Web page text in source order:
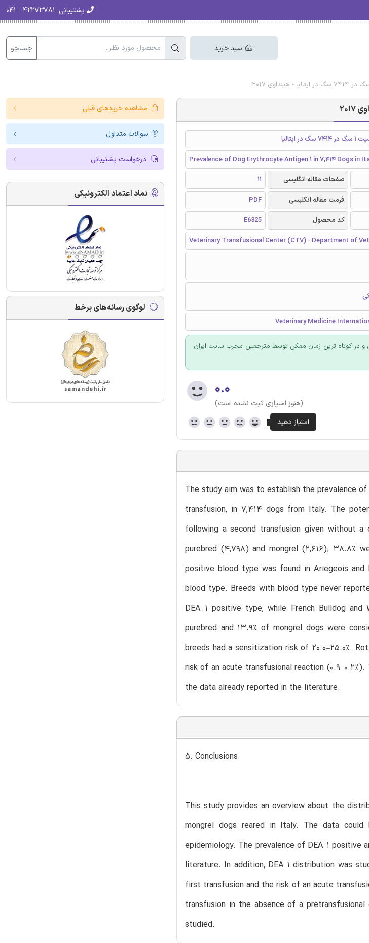
پشتیبانی:
سبد خرید جستجو
Prevalence of Dog Erythrocyte Antigen 1 in 7,414 Dogs in
صفحات مقاله انگلیسی
11
فرمت مقاله انگلیسی
PDF
کد محصول
E6325
Veterinary Transfusional Center (CTV) - Department of
و در کوتاه ترین زمان ممکن توسط مترجمین مجرب سایت ایران
۰.۰
(هنوز امتیازی ثبت نشده است)
The study aim was to establish the prevalence
transfusion, in 7,414 dogs from Italy. The
following a second transfusion given without
purebred (4,798) and mongrel (2,616); 38.8%
positive blood type was found in Ariegeois and
blood type. Breeds with blood type never
DEA 1 positive type, while French Bulldog
purebred and 13.9% of mongrel dogs were
breeds had a sensitization risk of 20.0–25.0%.
risk of an acute transfusional reaction
the data already reported in the literature.
5. Conclusions
This study provides an overview about the
mongrel dogs reared in Italy. The data
epidemiology. The prevalence of DEA 1 positive
literature. In addition, DEA 1 distribution was
first transfusion and the risk of an acute
transfusion in the absence of a
studied.
مشاهده خریدهای قبلی
سوالات متداول
درخواست پشتیبانی
نماد اعتماد الکترونیکی
لوگوی رسانه‌های برخط